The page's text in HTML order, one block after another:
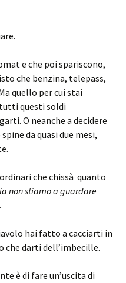
e che poi spariscono,
che benzina, telepass,
quello per cui stai
questi soldi
O neanche a decidere
da quasi due mesi,
che chissà quanto
non stiamo a guardare
hai fatto a cacciarti in
che darti dell’imbecille.
è di fare un’uscita di